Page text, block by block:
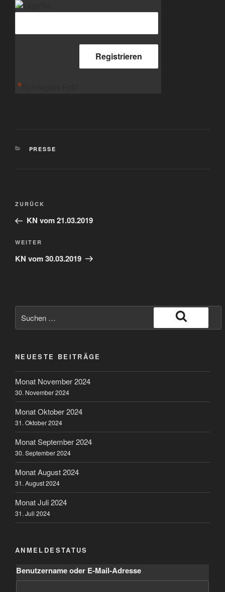
*
KATEGORIEN
PRESSE
Beitragsnavigation
Vorheriger
Beitrag
ZURÜCK
KN vom 21.03.2019
Nächster
Beitrag
WEITER
KN vom 30.03.2019
nach:
Suchen
NEUESTE BEITRÄGE
Monat November 2024
30. November 2024
Monat Oktober 2024
31. Oktober 2024
Monat September 2024
30. September 2024
Monat August 2024
31. August 2024
Monat Juli 2024
31. Juli 2024
ANMELDESTATUS
Benutzername oder E-Mail-Adresse